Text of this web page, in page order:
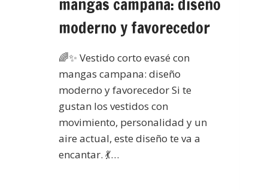
moderno y favorecedor
🌈✨ Vestido corto evasé con
mangas campana: diseño
moderno y favorecedor Si te
gustan los vestidos con
movimiento, personalidad y un
aire actual, este diseño te va a
encantar. 💃…